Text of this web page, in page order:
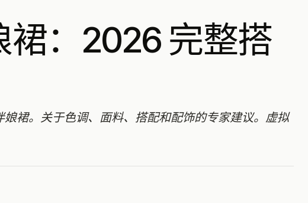
裙：2026 完整搭
裙。关于色调、面料、搭配和配饰的专家建议。虚拟